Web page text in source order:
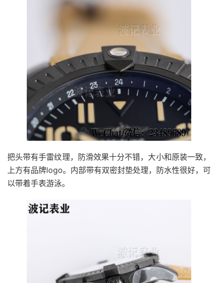
把头带有手雷纹理，防滑效果十分不错，大小和原装一致，
上方有品牌logo。内部带有双密封垫处理，防水性很好，可
以带着手表游泳。